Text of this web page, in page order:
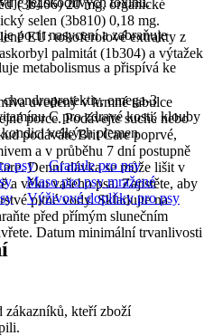
(3b406) 20 mg, organické
selen (3b810) 0,18 mg.
EU: tokoferolové extrakty z
palmitát (1b304) a výtažek
uvedený v krmné tabulce
porce. Podávejte suché nebo
podáváte Brit Care poprvé,
a v průběhu 7 dní postupně
Denní dávka se může lišit v
a věku vašeho psa. Zajistěte, aby
pitné vody. Skladujte na
před přímým slunečním
Datum minimální trvanlivosti
pocit nasycení a zabraňuje
metabolismus a přispívá ke
omega-3
C pro zdravé kosti, klouby
velkých plemen
psy
Granule pro psy
Maso pro psy mražené
Výživové doplňky pro psy
zákazníků, kteří zboží